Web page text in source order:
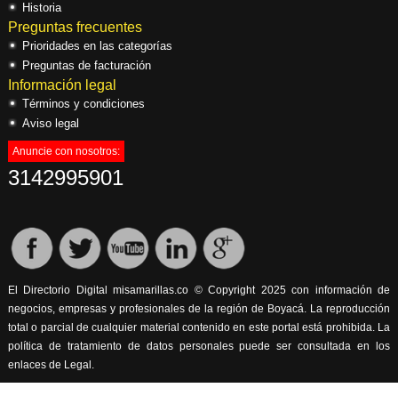
Historia
Preguntas frecuentes
Prioridades en las categorías
Preguntas de facturación
Información legal
Términos y condiciones
Aviso legal
Anuncie con nosotros:
3142995901
El Directorio Digital misamarillas.co © Copyright 2025 con información de
negocios, empresas y profesionales de la región de Boyacá. La reproducción
total o parcial de cualquier material contenido en este portal está prohibida. La
política de tratamiento de datos personales puede ser consultada en los
enlaces de Legal.